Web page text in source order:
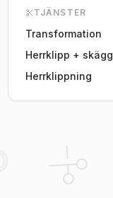
TJÄNSTER
Transformation
Herrklipp + skägg
Herrklippning